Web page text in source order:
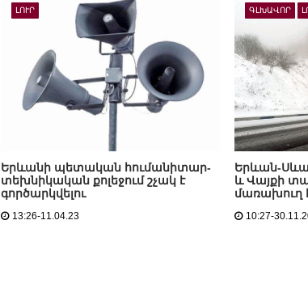
ԼՈՒՐ
Երևանի պետական հումանիտար-
տեխնիկական քոլեջում շչակ է
գործարկվելու
13:26-11.04.23
ԳԼԽԱՎՈՐ
Երևան-
և Վայքի
մառախուղ
10:27-